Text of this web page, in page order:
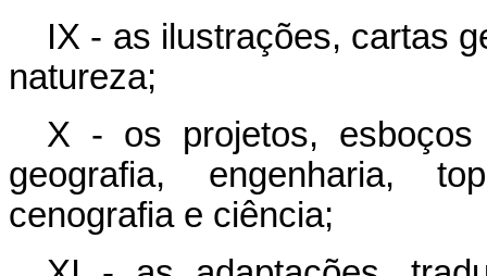
IX - as ilustrações, cartas
natureza;
X - os projetos,
geografia, engenharia,
cenografia e ciência;